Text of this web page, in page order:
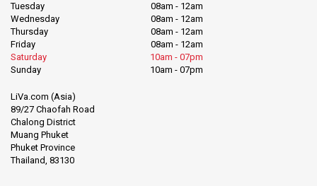
Tuesday
08am - 12am
Wednesday
08am - 12am
Thursday
08am - 12am
Friday
08am - 12am
Saturday
10am - 07pm
Sunday
10am - 07pm
LiVa.com (Asia)
89/27 Chaofah Road
Chalong District
Muang Phuket
Phuket Province
Thailand, 83130